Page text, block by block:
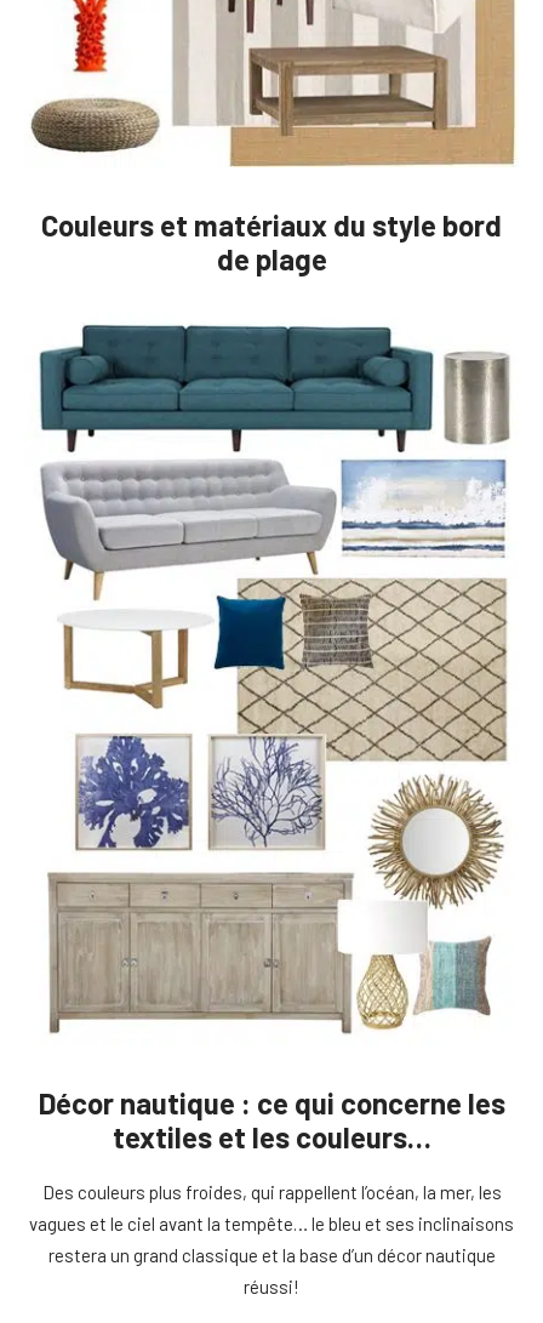
Couleurs et matériaux du style bord
de plage
Décor nautique : ce qui concerne les
textiles et les couleurs…
Des couleurs plus froides, qui rappellent l’océan, la mer, les
vagues et le ciel avant la tempête… le bleu et ses inclinaisons
restera un grand classique et la base d’un décor nautique
réussi!